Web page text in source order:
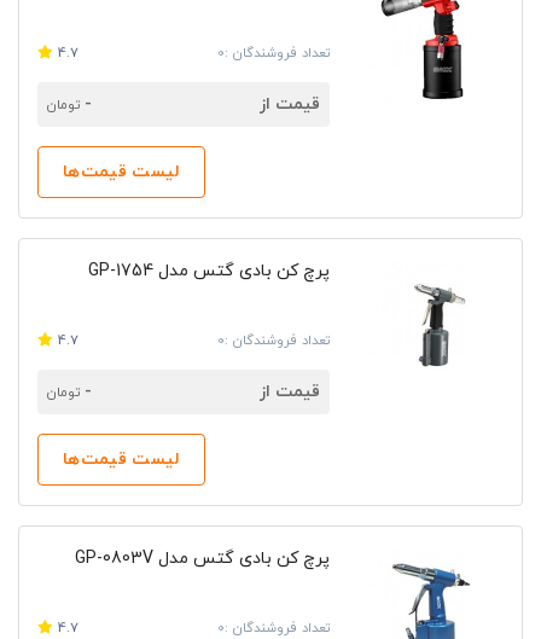
تعداد فروشندگان :0 4.7
قیمت از - تومان
لیست قیمت‌ها
پرچ کن بادی گتس مدل GP-1754
تعداد فروشندگان :0 4.7
قیمت از - تومان
لیست قیمت‌ها
پرچ کن بادی گتس مدل GP-0803V
تعداد فروشندگان :0 4.7